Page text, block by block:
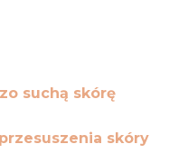
suchą skórę
skóry